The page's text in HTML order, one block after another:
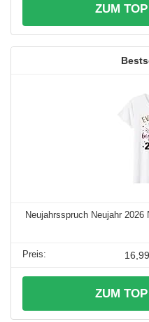
ZUM
Neujahrsspruch Neujahr 2026
ZUM